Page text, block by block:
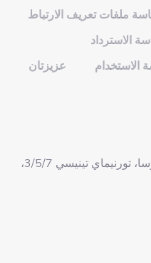
ملفات تعريف الارتباط
الاسترداد
عزيزتان
مقاطعة هاريو، تالين، كيسلينا ليناوسا، تورنيماي تينيسي 3/5/7،